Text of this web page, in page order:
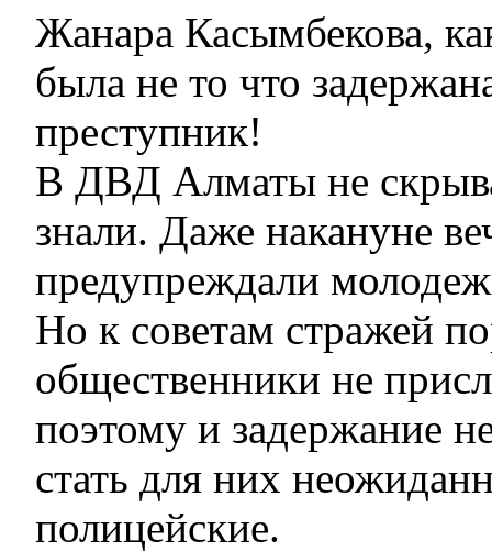
Жанара Касымбекова,
была не то что
преступник!
В ДВД Алматы не
знали. Даже накануне
предупреждали
Но к советам стражей
общественники не
поэтому и задержание
стать для них
полицейские.